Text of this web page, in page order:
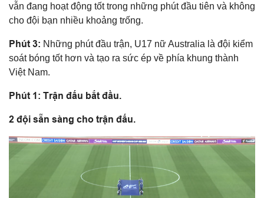
vẫn đang hoạt động tốt trong những phút đầu tiên và không
cho đội bạn nhiều khoảng trống.
Phút 3: Những phút đầu trận, U17 nữ Australia là đội kiểm
soát bóng tốt hơn và tạo ra sức ép về phía khung thành
Việt Nam.
Phút 1: Trận đấu bắt đầu.
2 đội sẵn sàng cho trận đấu.